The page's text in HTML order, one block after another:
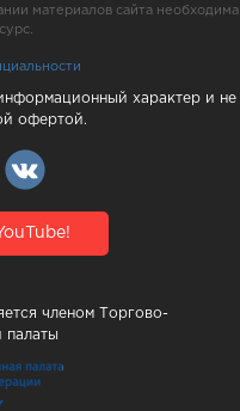
материалов сайта необходима
характер и не
офертой.
членом Торгово-
палаты